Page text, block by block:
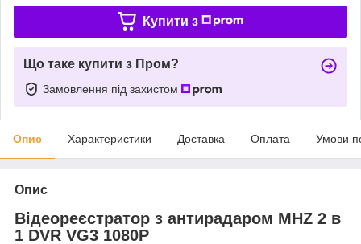
Купити з
Що таке купити з Пром?
Замовлення під захистом
Опис Характеристики Доставка Оплата Умови
Опис
Відеореєстратор з антирадаром MHZ 2 в
1 DVR VG3 1080P